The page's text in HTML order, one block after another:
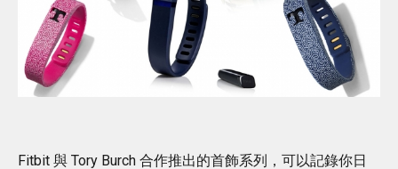
Fitbit 與 Tory Burch 合作推出的首飾系列，可以記錄你日